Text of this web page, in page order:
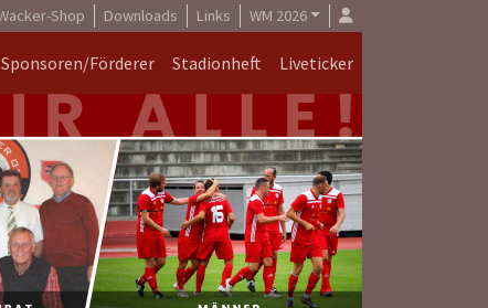
Shop Downloads Links WM 2026
Sponsoren/Förderer Stadionheft Liveticker